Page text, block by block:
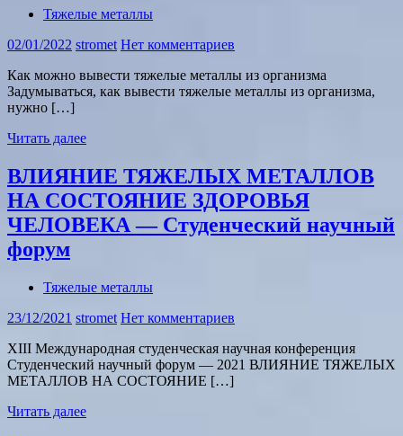
Тяжелые металлы
02/01/2022 stromet Нет комментариев
Как можно вывести тяжелые металлы из организма
Задумываться, как вывести тяжелые металлы из организма,
нужно […]
Читать далее
ВЛИЯНИЕ ТЯЖЕЛЫХ МЕТАЛЛОВ
НА СОСТОЯНИЕ ЗДОРОВЬЯ
ЧЕЛОВЕКА — Студенческий научный
форум
Тяжелые металлы
23/12/2021 stromet Нет комментариев
XIII Международная студенческая научная конференция
Студенческий научный форум — 2021 ВЛИЯНИЕ ТЯЖЕЛЫХ
МЕТАЛЛОВ НА СОСТОЯНИЕ […]
Читать далее